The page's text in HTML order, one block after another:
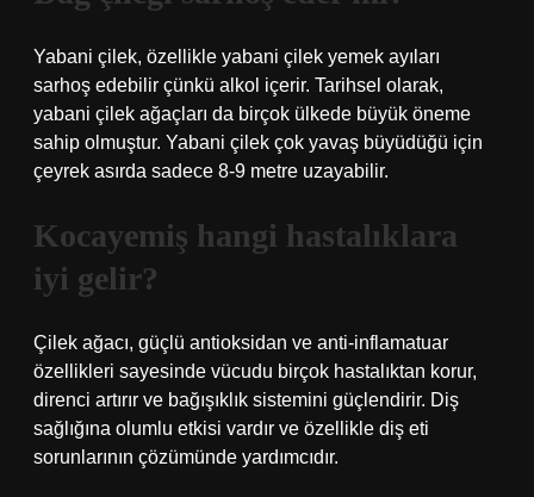
Yabani çilek, özellikle yabani çilek yemek ayıları
sarhoş edebilir çünkü alkol içerir. Tarihsel olarak,
yabani çilek ağaçları da birçok ülkede büyük öneme
sahip olmuştur. Yabani çilek çok yavaş büyüdüğü için
çeyrek asırda sadece 8-9 metre uzayabilir.
Kocayemiş hangi hastalıklara
iyi gelir?
Çilek ağacı, güçlü antioksidan ve anti-inflamatuar
özellikleri sayesinde vücudu birçok hastalıktan korur,
direnci artırır ve bağışıklık sistemini güçlendirir. Diş
sağlığına olumlu etkisi vardır ve özellikle diş eti
sorunlarının çözümünde yardımcıdır.